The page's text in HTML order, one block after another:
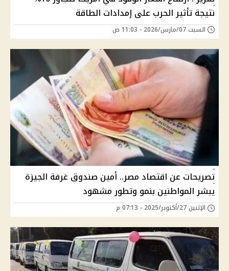
نتيجة تأثير الحرب على إمدادات الطاقة
السبت 07/مارس/2026 - 11:03 ص
تصريحات عن اقتصاد مصر.. أمين صندوق غرفة الجيزة
يبشر المواطنين بنمو وتطور مشهود
الإثنين 27/أكتوبر/2025 - 07:13 م